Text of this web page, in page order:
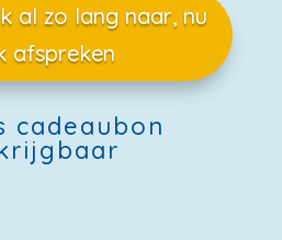
al zo lang naar, nu
afspreken
cadeaubon